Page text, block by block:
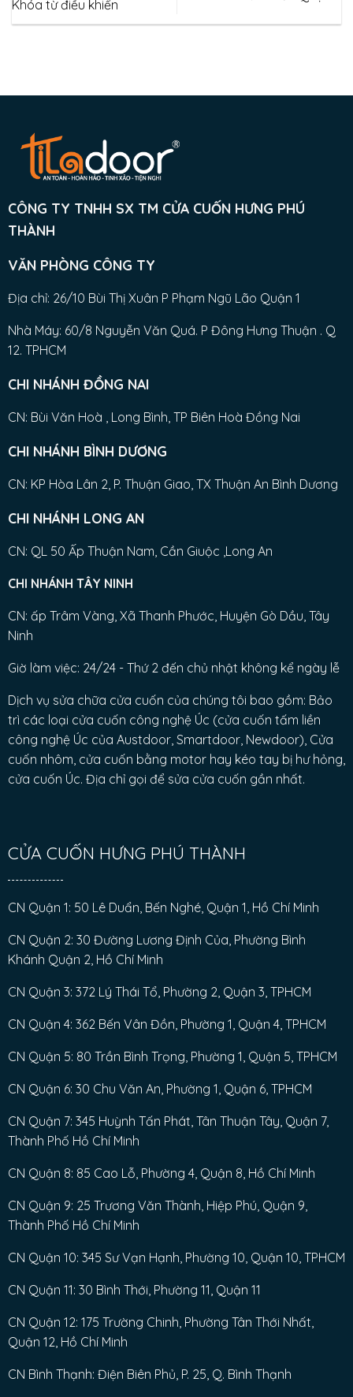
Khóa từ điều khiển
CÔNG TY TNHH SX TM CỬA CUỐN HƯNG PHÚ
THÀNH
VĂN PHÒNG CÔNG TY
Địa chỉ: 26/10 Bùi Thị Xuân P Phạm Ngũ Lão Quận 1
Nhà Máy: 60/8 Nguyễn Văn Quá. P Đông Hưng Thuận . Q
12. TPHCM
CHI NHÁNH ĐỒNG NAI
CN: Bùi Văn Hoà , Long Bình, TP Biên Hoà Đồng Nai
CHI NHÁNH BÌNH DƯƠNG
CN: KP Hòa Lân 2, P. Thuận Giao, TX Thuận An Bình Dương
CHI NHÁNH LONG AN
CN: QL 50 Ấp Thuận Nam, Cần Giuộc ,Long An
CHI NHÁNH TÂY NINH
CN: ấp Trâm Vàng, Xã Thanh Phước, Huyện Gò Dầu, Tây
Ninh
Giờ làm việc: 24/24 - Thứ 2 đến chủ nhật không kể ngày lễ
Dịch vụ sửa chữa cửa cuốn của chúng tôi bao gồm: Bảo
trì các loại cửa cuốn công nghệ Úc (cửa cuốn tấm liền
công nghệ Úc của Austdoor, Smartdoor, Newdoor), Cửa
cuốn nhôm, cửa cuốn bằng motor hay kéo tay bị hư hỏng,
cửa cuốn Úc. Địa chỉ gọi để sửa cửa cuốn gần nhất.
CỬA CUỐN HƯNG PHÚ THÀNH
CN Quận 1: 50 Lê Duẩn, Bến Nghé, Quận 1, Hồ Chí Minh
CN Quận 2: 30 Đường Lương Định Của, Phường Bình
Khánh Quận 2, Hồ Chí Minh
CN Quận 3: 372 Lý Thái Tổ, Phường 2, Quận 3, TPHCM
CN Quận 4: 362 Bến Vân Đồn, Phường 1, Quận 4, TPHCM
CN Quận 5: 80 Trần Bình Trọng, Phường 1, Quận 5, TPHCM
CN Quận 6: 30 Chu Văn An, Phường 1, Quận 6, TPHCM
CN Quận 7: 345 Huỳnh Tấn Phát, Tân Thuận Tây, Quận 7,
Thành Phố Hồ Chí Minh
CN Quận 8: 85 Cao Lỗ, Phường 4, Quận 8, Hồ Chí Minh
CN Quận 9: 25 Trương Văn Thành, Hiệp Phú, Quận 9,
Thành Phố Hồ Chí Minh
CN Quận 10: 345 Sư Vạn Hạnh, Phường 10, Quận 10, TPHCM
CN Quận 11: 30 Bình Thới, Phường 11, Quận 11
CN Quận 12: 175 Trường Chinh, Phường Tân Thới Nhất,
Quận 12, Hồ Chí Minh
CN Bình Thạnh: Điện Biên Phủ, P. 25, Q. Bình Thạnh